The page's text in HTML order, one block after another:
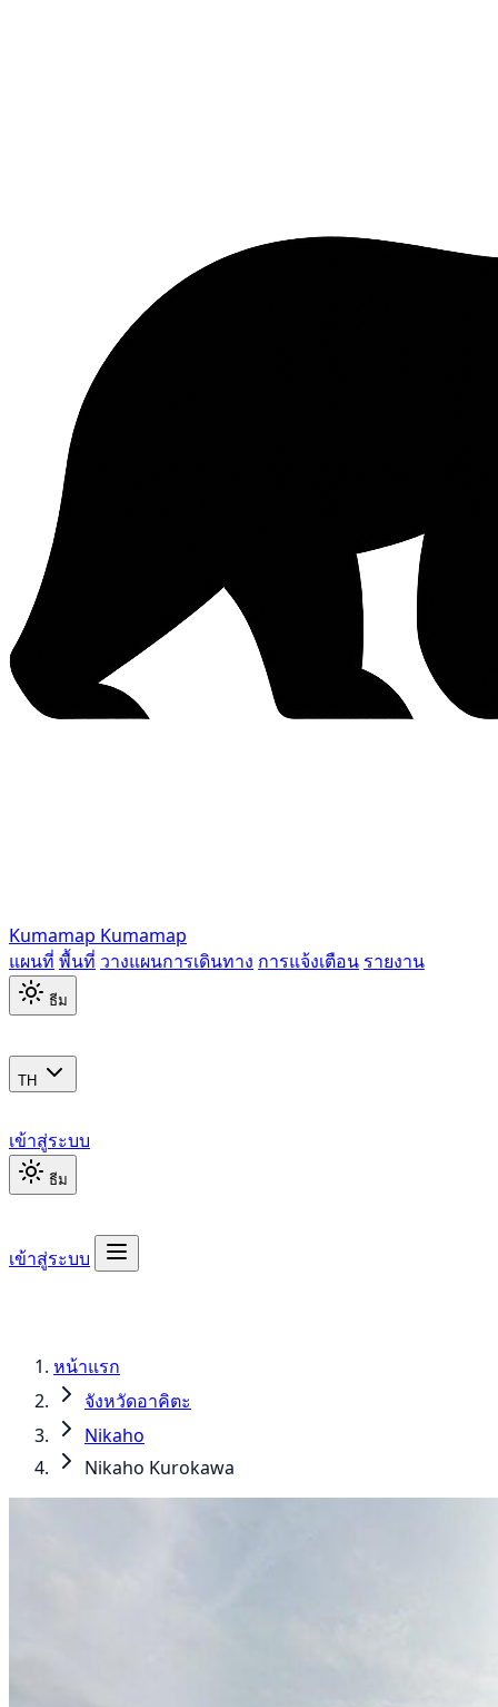
Kumamap Kumamap
แผนที่ พื้นที่ วางแผนการเดินทาง การแจ้งเตือน รายงาน
ธีม
TH
เข้าสู่ระบบ
ธีม
เข้าสู่ระบบ
หน้าแรก
จังหวัดอาคิตะ
Nikaho
Nikaho Kurokawa